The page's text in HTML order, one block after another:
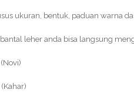
ukuran, bentuk, paduan warna
leher anda bisa langsung